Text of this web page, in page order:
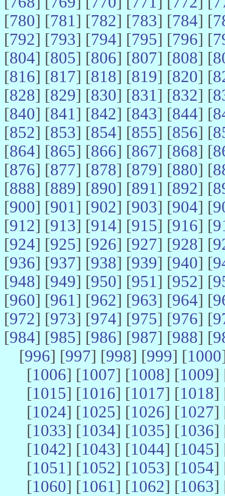
[780] [781] [782] [783] [784] [
[792] [793] [794] [795] [796] [
[804] [805] [806] [807] [808] [
[816] [817] [818] [819] [820] [
[828] [829] [830] [831] [832] [
[840] [841] [842] [843] [844] [
[852] [853] [854] [855] [856] [
[864] [865] [866] [867] [868] [
[876] [877] [878] [879] [880] [
[888] [889] [890] [891] [892] [
[900] [901] [902] [903] [904] [
[912] [913] [914] [915] [916] [
[924] [925] [926] [927] [928] [
[936] [937] [938] [939] [940] [
[948] [949] [950] [951] [952] [
[960] [961] [962] [963] [964] [
[972] [973] [974] [975] [976] [
[984] [985] [986] [987] [988] [
[996] [997] [998] [999] [1000
[1006] [1007] [1008] [1009]
[1015] [1016] [1017] [1018]
[1024] [1025] [1026] [1027]
[1033] [1034] [1035] [1036]
[1042] [1043] [1044] [1045]
[1051] [1052] [1053] [1054]
[1060] [1061] [1062] [1063]